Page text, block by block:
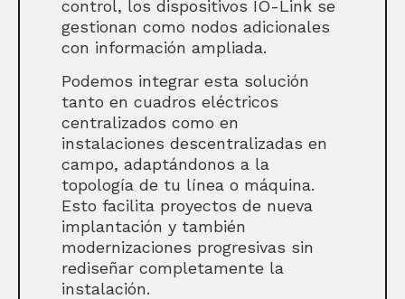
control, los dispositivos IO-Link se
gestionan como nodos adicionales
con información ampliada.
Podemos integrar esta solución
tanto en cuadros eléctricos
centralizados como en
instalaciones descentralizadas en
campo, adaptándonos a la
topología de tu línea o máquina.
Esto facilita proyectos de nueva
implantación y también
modernizaciones progresivas sin
rediseñar completamente la
instalación.